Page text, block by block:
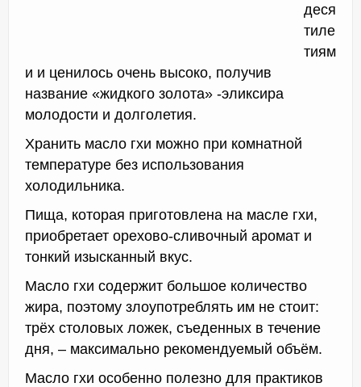
деся
тиле
тиям
и и ценилось очень высоко, получив
название «жидкого золота» -эликсира
молодости и долголетия.
Хранить масло гхи можно при комнатной
температуре без использования
холодильника.
Пища, которая приготовлена на масле гхи,
приобретает орехово-сливочный аромат и
тонкий изысканный вкус.
Масло гхи содержит большое количество
жира, поэтому злоупотреблять им не стоит:
трёх столовых ложек, съеденных в течение
дня, – максимально рекомендуемый объём.
Масло гхи особенно полезно для практиков